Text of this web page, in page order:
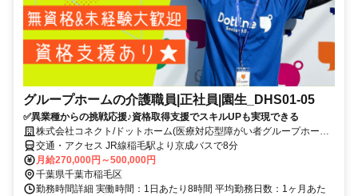
グループホームの介護職員|正社員|園生_DHS01-05
✅異業種からの挑戦応援♪資格取得支援でスキルUPも実現できる
株式会社コネクト/ドットホーム(医療対応型障がい者グループホーム)
園生
交通・アクセス JR線稲毛駅より京成バスで8分
月給270,000円～500,000円
千葉県千葉市稲毛区
勤務時間詳細 実働時間：1日あたり8時間 平均勤務日数：1ヶ月あた